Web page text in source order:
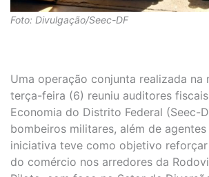
Foto: Divulgação/Seec-DF
Uma operação conjunta realizada na
terça-feira (6) reuniu auditores
Economia do Distrito Federal (Seec-
bombeiros militares, além de
iniciativa teve como objetivo
do comércio nos arredores da